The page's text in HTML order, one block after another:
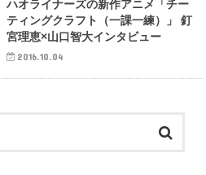
ハオライナーズの新作アニメ「チー
ティングクラフト（一課一練）」 釘
宮理恵×山口智大インタビュー
2016.10.04